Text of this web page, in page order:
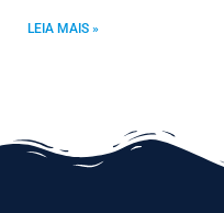
LEIA MAIS »